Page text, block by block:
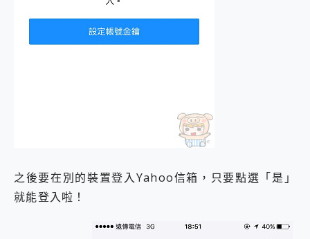
之後要在別的裝置登入Yahoo信箱，只要點選「是」
就能登入啦！